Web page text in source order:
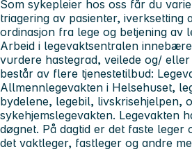
Som sykepleier hos oss får du
triagering av pasienter, iverksetting
ordinasjon fra lege og betjening av
Arbeid i legevaktsentralen
vurdere hastegrad, veilede og/
består av flere tjenestetilbud:
Allmennlegevakten i Helsehuset,
bydelene, legebil, livskrisehjelpen,
sykehjemslegevakten. Legevakten
døgnet. På dagtid er det faste leger
det vaktleger, fastleger og andre